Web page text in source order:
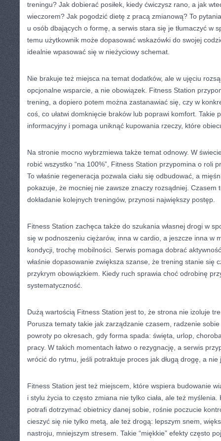
treningu? Jak dobierać posiłek, kiedy ćwiczysz rano, a jak
wieczorem? Jak pogodzić dietę z pracą zmianową? To
u osób dbających o formę, a serwis stara się je tłumaczyć w
temu użytkownik może dopasować wskazówki do swojej
idealnie wpasować się w nieżyciowy schemat.
Nie brakuje też miejsca na temat dodatków, ale w ujęciu
opcjonalne wsparcie, a nie obowiązek. Fitness Station
trening, a dopiero potem można zastanawiać się, czy w
coś, co ułatwi domknięcie braków lub poprawi komfort. Takie
informacyjny i pomaga uniknąć kupowania rzeczy, które
Na stronie mocno wybrzmiewa także temat odnowy. W
robić wszystko “na 100%”, Fitness Station przypomina o roli
To właśnie regeneracja pozwala ciału się odbudować, a
pokazuje, że mocniej nie zawsze znaczy rozsądniej. Czasem
dokładanie kolejnych treningów, przynosi największy postęp.
Fitness Station zachęca także do szukania własnej drogi w
się w podnoszeniu ciężarów, inna w cardio, a jeszcze inna w
kondycji, trochę mobilności. Serwis pomaga dobrać
właśnie dopasowanie zwiększa szanse, że trening stanie się
przykrym obowiązkiem. Kiedy ruch sprawia choć odrobinę
systematyczność.
Dużą wartością Fitness Station jest to, że strona nie izoluje
Porusza tematy takie jak zarządzanie czasem, radzenie
powroty po okresach, gdy forma spada: święta, urlop,
pracy. W takich momentach łatwo o rezygnację, a serwis
wrócić do rytmu, jeśli potraktuje proces jak długą drogę, a nie
Fitness Station jest też miejscem, które wspiera budowanie
i stylu życia to często zmiana nie tylko ciała, ale też myślenia.
potrafi dotrzymać obietnicy danej sobie, rośnie poczucie
cieszyć się nie tylko metą, ale też drogą: lepszym snem,
nastroju, mniejszym stresem. Takie “miękkie” efekty często